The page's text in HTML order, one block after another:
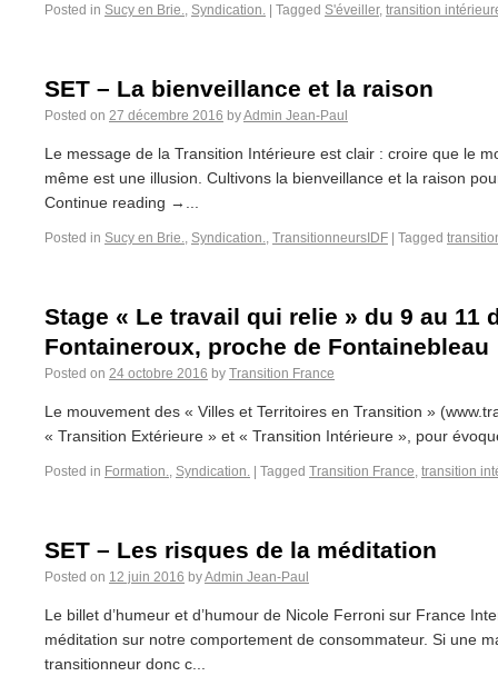
Posted in Sucy en Brie., Syndication. Tagged S'éveiller, transition
SET – La bienveillance et la raison
Posted on 27 décembre 2016 byAdmin Jean-Paul
Le message de la Transition Intérieure est clair : croire que le
même est une illusion. Cultivons la bienveillance et la raison
Continue reading →...
Posted in Sucy en Brie., Syndication., TransitionneursIDF Tagged
Stage « Le travail qui relie » du 9 au 11
Fontaineroux, proche de Fontainebleau
Posted on 24 octobre 2016 by Transition France
Le mouvement des « Villes et Territoires en Transition »
« Transition Extérieure » et « Transition Intérieure », pour
Posted in Formation., Syndication. Tagged Transition France, transition
SET – Les risques de la méditation
Posted on 12 juin 2016 byAdmin Jean-Paul
Le billet d’humeur et d’humour de Nicole Ferroni sur France
méditation sur notre comportement de consommateur. Si une
transitionneur donc c...